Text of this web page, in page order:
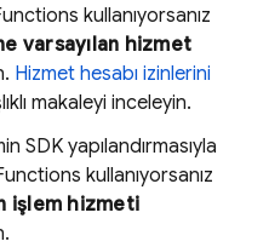
kullanıyorsanız
varsayılan hizmet
Hizmet hesabı izinlerini
makaleyi inceleyin.
SDK yapılandırmasıyla
kullanıyorsanız
işlem hizmeti